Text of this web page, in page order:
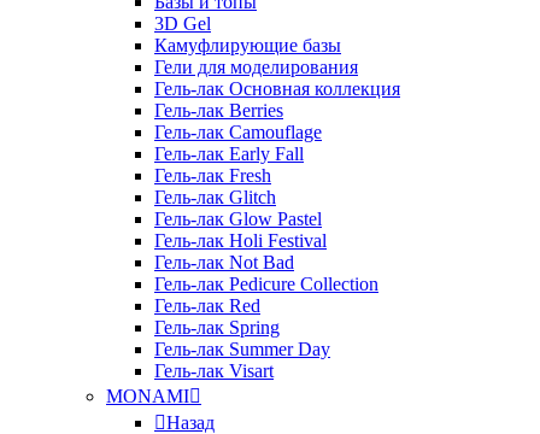
3D Gel
Камуфлирующие базы
Гели для моделирования
Гель-лак Основная коллекция
Гель-лак Berries
Гель-лак Camouflage
Гель-лак Early Fall
Гель-лак Fresh
Гель-лак Glitch
Гель-лак Glow Pastel
Гель-лак Holi Festival
Гель-лак Not Bad
Гель-лак Pedicure Collection
Гель-лак Red
Гель-лак Spring
Гель-лак Summer Day
Гель-лак Visart
MONAMI
Назад